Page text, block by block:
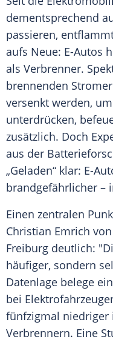
dementsprechend
passieren,
aufs Neue: E-Autos
als Verbrenner.
brennenden
versenkt werden,
unterdrücken,
zusätzlich. Doch
aus der
„Geladen“ klar: E-
brandgefährlicher –
Einen zentralen
Christian Emrich
Freiburg deutlich:
häufiger, sondern
Datenlage belege
bei
fünfzigmal niedriger
Verbrennern. Eine